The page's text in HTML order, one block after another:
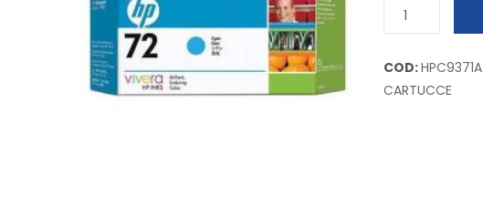
Cartuccia
inkjet
alta
capacita'
COD:HPC9371A
CARTUCCE